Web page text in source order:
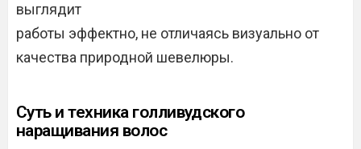
выглядит
работы эффектно, не отличаясь визуально от
качества природной шевелюры.
Суть и техника голливудского
наращивания волос